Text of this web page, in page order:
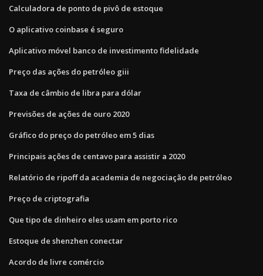
Calculadora de ponto de pivô de estoque
O aplicativo coinbase é seguro
Aplicativo móvel banco de investimento fidelidade
Preço das ações do petróleo giii
Taxa de câmbio de libra para dólar
Previsões de ações de ouro 2020
Gráfico do preço do petróleo em 5 dias
Principais ações de centavo para assistir a 2020
Relatório de ripoff da academia de negociação de petróleo
Preço de criptografia
Que tipo de dinheiro eles usam em porto rico
Estoque de shenzhen conectar
Acordo de livre comércio